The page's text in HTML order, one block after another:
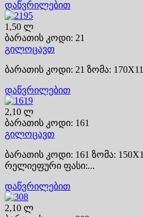
დაწვრილებით
1,50 ლ
ბარათის კოდი: 21
გილოცავთ
ბარათის კოდი: 21 ზომა:
დაწვრილებით
2,10 ლ
ბარათის კოდი: 161
გილოცავთ
ბარათის კოდი: 161 ზომა:
რელიეფური ფასი:...
დაწვრილებით
2,10 ლ